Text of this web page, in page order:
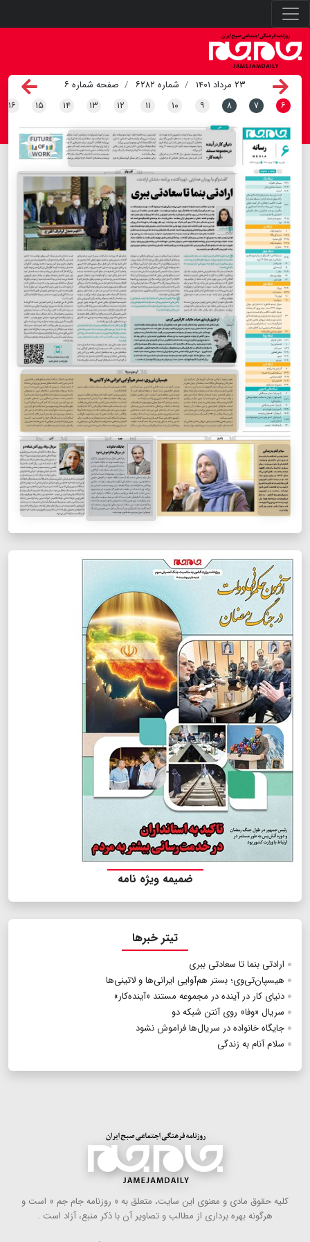
۲۳ مرداد ۱۴۰۱ شماره ۶۲۸۲
صفحه شماره ۶
۶ ۷ ۸ ۹ ۱۰ ۱۱ ۱۲ ۱۳ ۱۴ ۱۵ ۱۶
ضمیمه ویژه نامه
تیتر خبرها
ارادتی بنما تا سعادتی ببری
هیسپان‌تی‌وی؛ بستر هم‌آوایی ایرانی‌ها و لاتینی‌ها
دنیای کار در آینده در مجموعه مستند «آینده‌کار»
سریال «وفا» روی آنتن شبکه دو
جایگاه خانواده در سریال‌ها فراموش نشود
سلام آنام به زندگی
كلیه حقوق مادی و معنوی این سایت، متعلق به « روزنامه جام جم » است و
هرگونه بهره ‌برداری از مطالب و تصاویر آن با ذكر منبع، آزاد است .